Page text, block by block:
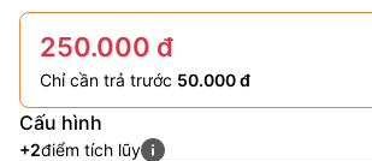
250.000 đ
Chỉ cần trả trước 50.000 đ
Cấu hình
+2điểm tích lũy